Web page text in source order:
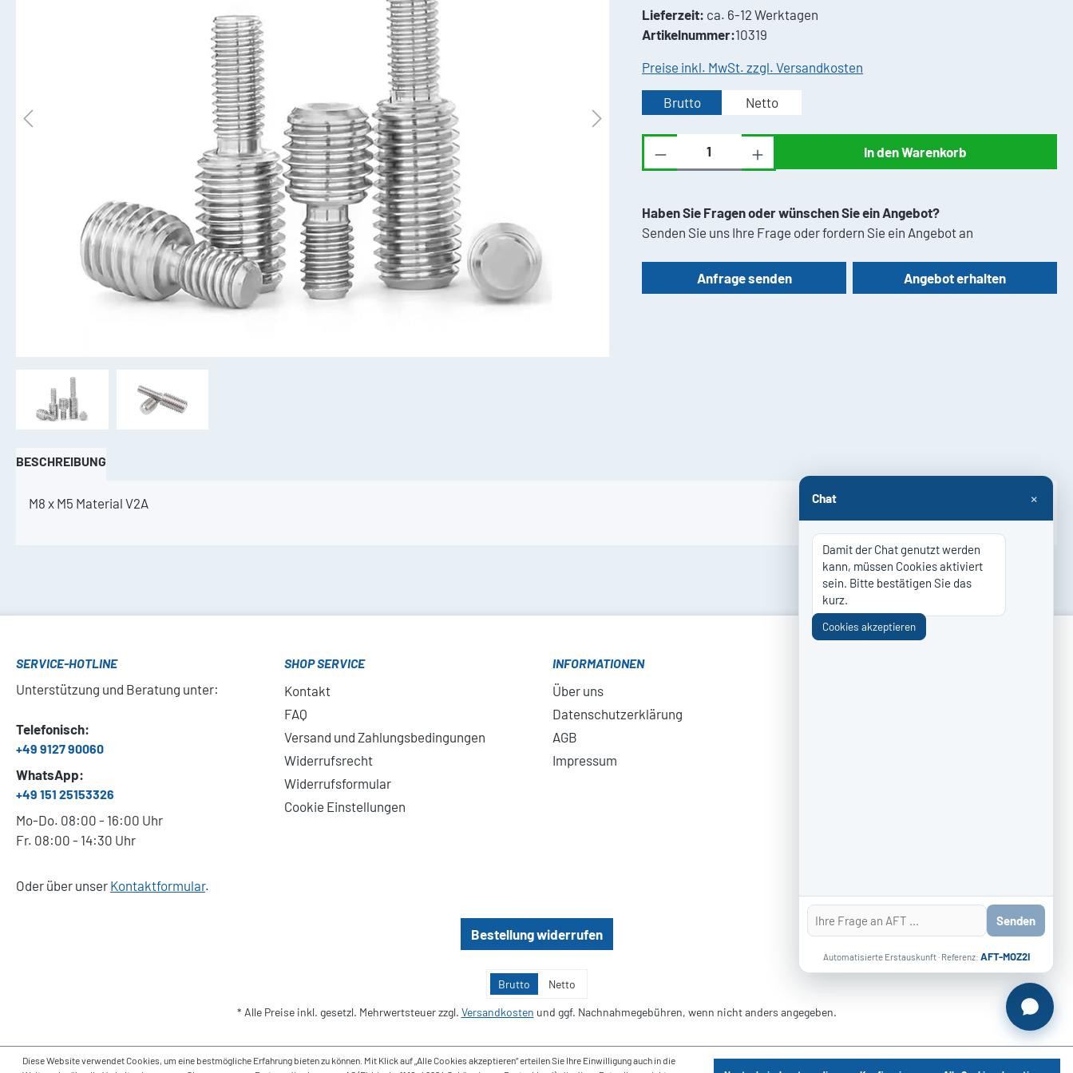
Lieferzeit: ca. 6-12 Werktagen
Artikelnummer:10319
Preise inkl. MwSt. zzgl. Versandkosten
Brutto Netto
Produkt Anzahl: Gib den gewünschten Wert ein
In den Warenkorb
Haben Sie Fragen oder wünschen Sie ein Angebot?
Senden Sie uns Ihre Frage oder fordern Sie ein Angebot an
Anfrage senden Angebot erhalten
BESCHREIBUNG
M8 x M5 Material V2A
SERVICE-HOTLINE
Unterstützung und Beratung unter:
Telefonisch:
+49 9127 90060
WhatsApp:
+49 151 25153326
Mo-Do. 08:00 - 16:00 Uhr
Fr. 08:00 - 14:30 Uhr
Oder über unser Kontaktformular.
SHOP SERVICE
Kontakt
FAQ
Versand und Zahlungsbedingungen
Widerrufsrecht
Widerrufsformular
Cookie Einstellungen
INFORMATIONEN
Über uns
Datenschutzerklärung
AGB
Impressum
Bestellung widerrufen
Brutto Netto
* Alle Preise inkl. gesetzl. Mehrwertsteuer zzgl. Versandkosten und ggf. Nachnahmegebühren, wenn nicht anders angegeben.
Diese Website verwendet Cookies, um eine bestmögliche Erfahrung bieten zu können. Mit Klick auf „Alle Cookies akzeptieren“ erteilen Sie Ihre Einwilligung auch in die
Chat ×
Damit der Chat genutzt werden
kann, müssen Cookies aktiviert
sein. Bitte bestätigen Sie das
kurz.
Cookies akzeptieren
Senden
Automatisierte Erstauskunft · Referenz: AFT-MOZ2I